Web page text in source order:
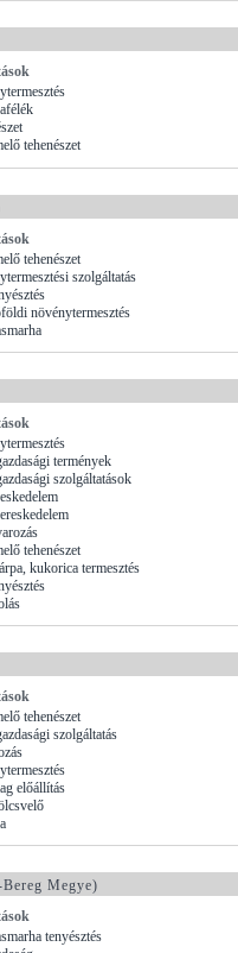
tehenészet
tehenészet
szolgáltatás
növénytermesztés
termények
szolgáltatások
tehenészet
kukorica termesztés
tehenészet
szolgáltatás
előállítás
Megye)
tenyésztés